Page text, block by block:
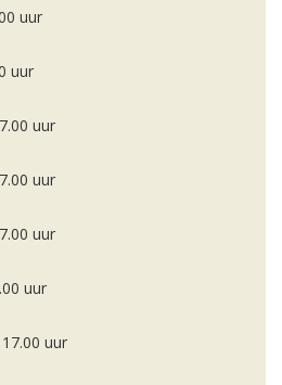
uur
uur
uur
uur
uur
uur
uur